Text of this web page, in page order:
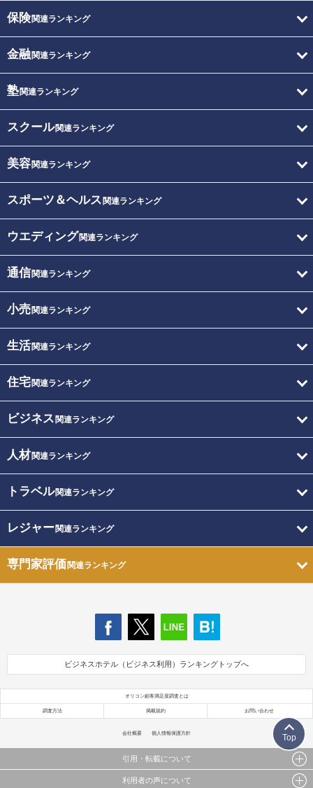
保険関連ランキング
金融関連ランキング
塾関連ランキング
スクール関連ランキング
美容関連ランキング
スポーツ＆ヘルス 関連ランキング
ウエディング関連ランキング
通信関連ランキング
小売関連ランキング
生活関連ランキング
住宅関連ランキング
ビジネス 関連ランキング
人材関連ランキング
トラベル関連ランキング
レジャー関連ランキング
専門家評価関連ランキング
ビジネスホテル（ビジネス利用）ランキングトップへ
オリコン顧客満足度調査とは
調査方法 掲載規約 お問い合わせ
会社概要 個人情報保護方針
引用・転載について
当サイトで公開されている情報（文字、写真、イラスト、画像データ等）及びこれらの配置・
利用者の声について
Top